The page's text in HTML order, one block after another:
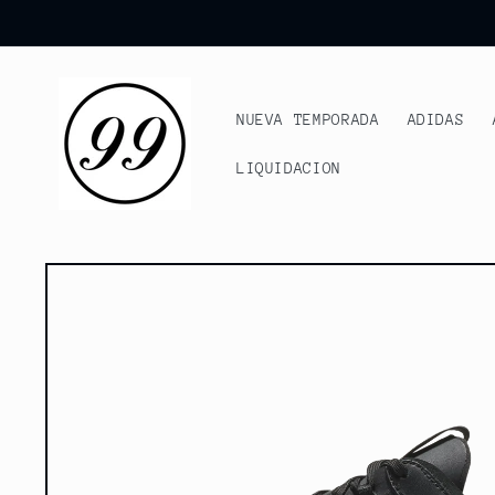
al contenido
NUEVA TEMPORADA ADIDAS
LIQUIDACION
directamente